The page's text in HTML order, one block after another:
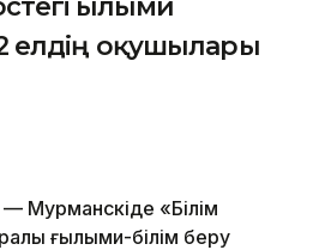
елдің оқушылары
Мурманскіде «Білім
ғылыми-білім беру